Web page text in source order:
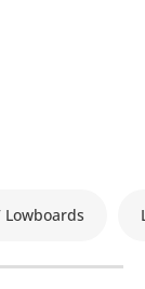
Lowboards